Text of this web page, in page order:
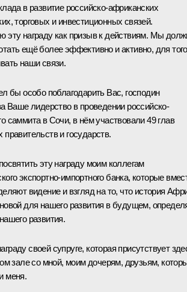
в развитие российско-африканских
торговых и инвестиционных связей.
эту награду как призыв к действиям. Мы
ещё более эффективно и активно, для того
наши связи.
бы особо поблагодарить Вас, господин
Ваше лидерство в проведении российско-
саммита в Сочи, в нём участвовали 49 глав
правительств и государств.
эту награду моим коллегам
экспортно-импортного банка, которые
видение и взгляд на то, что история
для нашего развития в будущем,
развития.
своей супруге, которая присутствует
зале со мной, моим дочерям, друзьям,
меня.